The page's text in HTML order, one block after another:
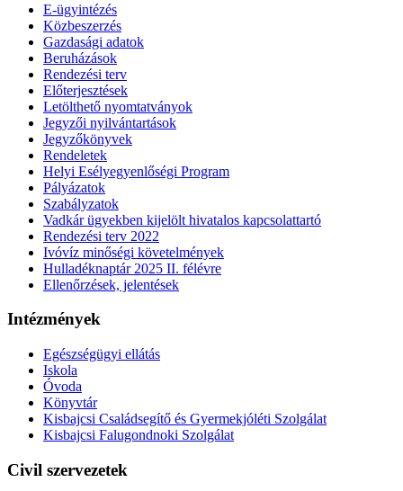
E-ügyintézés
Közbeszerzés
Gazdasági adatok
Beruházások
Rendezési terv
Előterjesztések
Letölthető nyomtatványok
Jegyzői nyilvántartások
Jegyzőkönyvek
Rendeletek
Helyi Esélyegyenlőségi Program
Pályázatok
Szabályzatok
Vadkár ügyekben kijelölt hivatalos kapcsolattartó
Rendezési terv 2022
Ivóvíz minőségi követelmények
Hulladéknaptár 2025 II. félévre
Ellenőrzések, jelentések
Intézmények
Egészségügyi ellátás
Iskola
Óvoda
Könyvtár
Kisbajcsi Családsegítő és Gyermekjóléti Szolgálat
Kisbajcsi Falugondnoki Szolgálat
Civil szervezetek